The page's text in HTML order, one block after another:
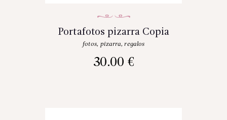
Portafotos pizarra Copia
fotos, pizarra,regalos
30.00 €